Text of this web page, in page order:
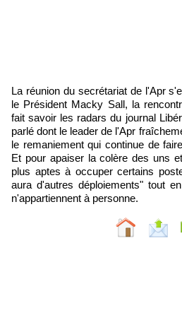
La réunion du secrétariat de l'Apr s'est tenue hier. Présidée par
le Président Macky Sall, la
fait savoir les radars du journal
parlé dont le leader de l'Apr
le remaniement qui continue de
Et pour apaiser la colère des uns
plus aptes à occuper certains
aura d'autres déploiements" tout
n'appartiennent à personne.